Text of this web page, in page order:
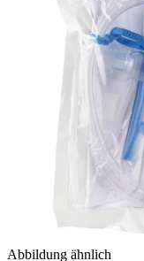
Abbildung ähnlich